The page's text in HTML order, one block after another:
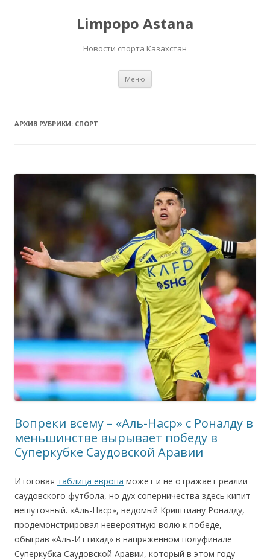
Limpopo Astana
Новости спорта Казахстан
Меню
АРХИВ РУБРИКИ: СПОРТ
Вопреки всему – «Аль-Наср» с Роналду в
меньшинстве вырывает победу в
Суперкубке Саудовской Аравии
Итоговая таблица европа может и не отражает реалии
саудовского футбола, но дух соперничества здесь кипит
нешуточный. «Аль-Наср», ведомый Криштиану Роналду,
продемонстрировал невероятную волю к победе,
обыграв «Аль-Иттихад» в напряженном полуфинале
Суперкубка Саудовской Аравии, который в этом году